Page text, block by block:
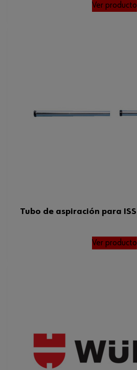
Ver producto
Tubo de aspiración para ISS
Ver producto